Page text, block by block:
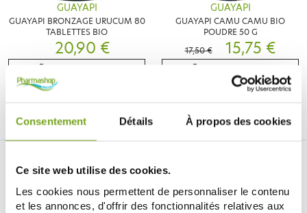
Consentement Détails À propos des cookies
Ce site web utilise des cookies.
Les cookies nous permettent de personnaliser le contenu
et les annonces, d'offrir des fonctionnalités relatives aux
GUAYAPI
GUAYAPI BRONZAGE URUCUM 80
TABLETTES BIO
20,90 €
GUAYAPI
GUAYAPI CAMU CAMU BIO
POUDRE 50 G
17,50 €
15,75 €